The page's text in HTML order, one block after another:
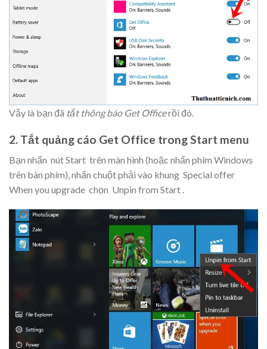
Vậy là bạn đã tắt thông báo Get Officerồi đó.
2. Tắt quảng cáo Get Office trong Start menu
Bạn nhấn nút Start trên màn hình (hoặc nhấn phím Windows
trên bàn phím), nhấn chuột phải vào khung Special offer
When you upgrade chọn Unpin from Start .